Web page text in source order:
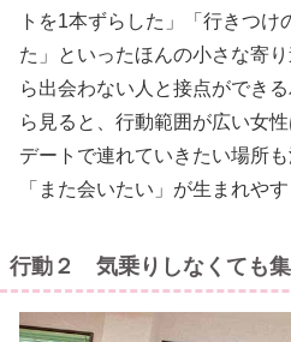
トを1本ずらした」「行きつけ
た」といったほんの小さな寄
ら出会わない人と接点ができ
ら見ると、行動範囲が広い女
デートで連れていきたい場所
「また会いたい」が生まれやす
行動２ 気乗りしなくても